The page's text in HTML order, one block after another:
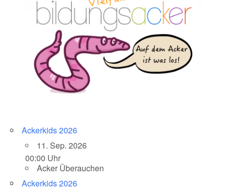
Ackerkids 2026
11. Sep. 2026
00:00 Uhr
Acker Überauchen
Ackerkids 2026